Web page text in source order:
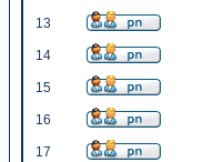
13
14
15
16
17